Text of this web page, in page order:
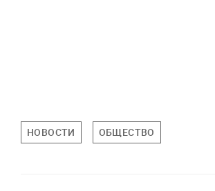
НОВОСТИ ОБЩЕСТВО